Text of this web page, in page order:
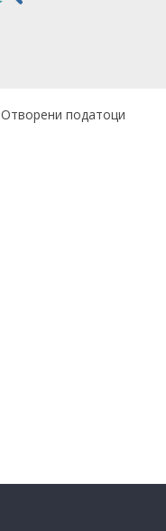
Отворени податоци